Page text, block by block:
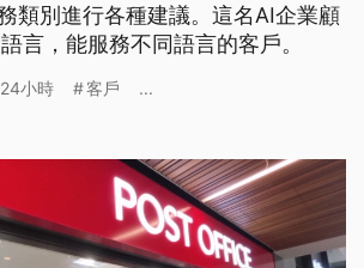
類別進行各種建議。這名AI企業顧
言，能服務不同語言的客戶。
24小時 客戶 ...